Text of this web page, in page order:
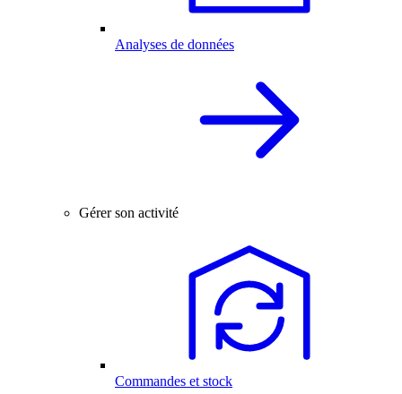
Analyses de données
Gérer son activité
Commandes et stock